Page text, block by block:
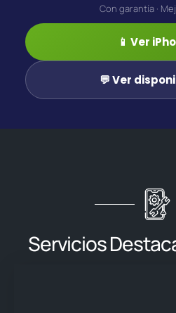
Con garantía ·
📱 Ver
💬 Ver
Servicios